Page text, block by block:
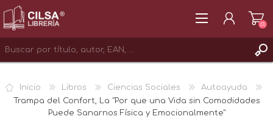
INICIAR SESIÓN
(0)
Inicio Libros Ciencias Sociales
Autoayuda
Trampa del Confort, La "Por que una Vida sin Comodidades
Puede Sanarnos Física y Emocionalmente"